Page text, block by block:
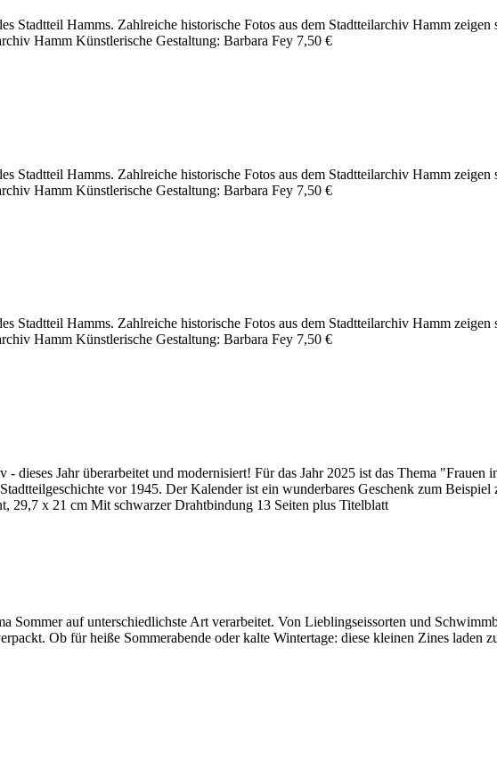
Stadtteil Hamms. Zahlreiche historische Fotos aus dem Stadtteilarchiv Hamm
Hamm Künstlerische Gestaltung: Barbara Fey 7,50 €
Stadtteil Hamms. Zahlreiche historische Fotos aus dem Stadtteilarchiv Hamm
Hamm Künstlerische Gestaltung: Barbara Fey 7,50 €
Stadtteil Hamms. Zahlreiche historische Fotos aus dem Stadtteilarchiv Hamm
Hamm Künstlerische Gestaltung: Barbara Fey 7,50 €
dieses Jahr überarbeitet und modernisiert! Für das Jahr 2025 ist das Thema
vor 1945. Der Kalender ist ein wunderbares Geschenk zum Beispiel
29,7 x 21 cm Mit schwarzer Drahtbindung 13 Seiten plus Titelblatt
auf unterschiedlichste Art verarbeitet. Von Lieblingseissorten und
Ob für heiße Sommerabende oder kalte Wintertage: diese kleinen Zines laden